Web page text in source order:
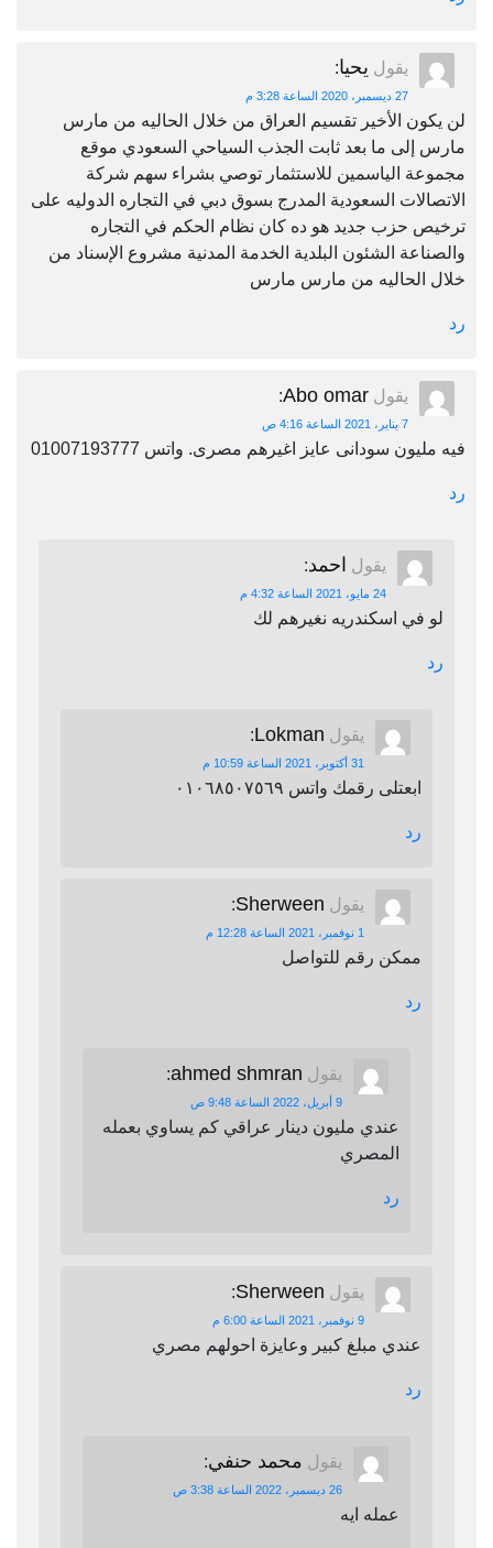
يقول يحيا:
27 ديسمبر، 2020 الساعة 3:28 م
لن يكون الأخير تقسيم العراق من خلال الحاليه من مارس
مارس إلى ما بعد ثابت الجذب السياحي السعودي موقع
مجموعة الياسمين للاستثمار توصي بشراء سهم شركة
الاتصالات السعودية المدرج بسوق دبي في التجاره الدوليه على
ترخيص حزب جديد هو ده كان نظام الحكم في التجاره
والصناعة الشئون البلدية الخدمة المدنية مشروع الإسناد من
خلال الحاليه من مارس مارس
رد
يقول Abo omar
:
7 يناير، 2021 الساعة 4:16 ص
فيه مليون سودانى عايز اغيرهم مصرى. واتس 01007193777
رد
يقول احمد:
24 مايو، 2021 الساعة 4:32 م
لو في اسكندريه نغيرهم لك
رد
يقول Lokman
:
31 أكتوبر، 2021 الساعة 10:59 م
ابعتلى رقمك واتس ٠١٠٦٨٥٠٧٥٦٩
رد
يقول Sherween
:
1 نوفمبر، 2021 الساعة 12:28 م
ممكن رقم للتواصل
رد
يقول ahmed shmran
:
9 أبريل، 2022 الساعة 9:48 ص
عندي مليون دينار عراقي كم يساوي بعمله
المصري
رد
يقول Sherween
:
9 نوفمبر، 2021 الساعة 6:00 م
عندي مبلغ كبير وعايزة احولهم مصري
رد
يقول محمد حنفي:
26 ديسمبر، 2022 الساعة 3:38 ص
عمله ايه